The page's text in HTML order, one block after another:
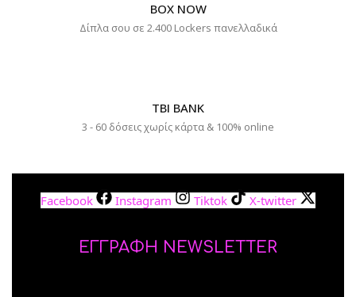
BOX NOW
Δίπλα σου σε 2.400 Lockers πανελλαδικά
TBI BANK
3 - 60 δόσεις χωρίς κάρτα & 100% online
Facebook Instagram Tiktok X-twitter
ΕΓΓΡΑΦΗ NEWSLETTER